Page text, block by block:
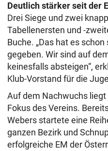
Deutlich stärker seit der
Drei Siege und zwei
Tabellenersten und -
Buche. „Das hat es
gegeben. Wir sind auf
keinesfalls absteigen“,
Klub-Vorstand für die
Auf dem Nachwuchs
Fokus des Vereins.
Webers startete eine
ganzen Bezirk und
erfolgreiche EM der